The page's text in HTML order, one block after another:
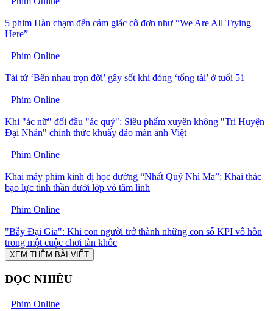
5 phim Hàn chạm đến cảm giác cô đơn như “We Are All Trying
Here”
Phim Online
Tài tử ‘Bên nhau trọn đời’ gây sốt khi đóng ‘tổng tài’ ở tuổi 51
Phim Online
Khi "ác nữ" đối đầu "ác quỷ": Siêu phẩm xuyên không "Tri Huyện
Đại Nhân" chính thức khuấy đảo màn ảnh Việt
Phim Online
Khai máy phim kinh dị học đường “Nhất Quỷ Nhì Ma”: Khai thác
bạo lực tinh thần dưới lớp vỏ tâm linh
Phim Online
"Bẫy Đại Gia": Khi con người trở thành những con số KPI vô hồn
trong một cuộc chơi tàn khốc
XEM THÊM BÀI VIẾT
ĐỌC NHIỀU
Phim Online